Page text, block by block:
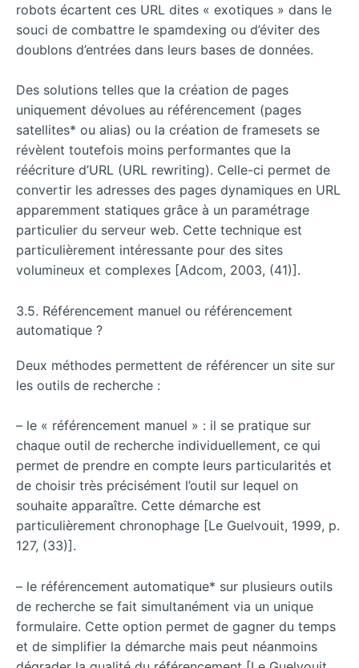
robots écartent ces URL dites « exotiques » dans le
souci de combattre le spamdexing ou d’éviter des
doublons d’entrées dans leurs bases de données.
Des solutions telles que la création de pages
uniquement dévolues au référencement (pages
satellites* ou alias) ou la création de framesets se
révèlent toutefois moins performantes que la
réécriture d’URL (URL rewriting). Celle-ci permet de
convertir les adresses des pages dynamiques en URL
apparemment statiques grâce à un paramétrage
particulier du serveur web. Cette technique est
particulièrement intéressante pour des sites
volumineux et complexes [Adcom, 2003, (41)].
3.5. Référencement manuel ou référencement
automatique ?
Deux méthodes permettent de référencer un site sur
les outils de recherche :
– le « référencement manuel » : il se pratique sur
chaque outil de recherche individuellement, ce qui
permet de prendre en compte leurs particularités et
de choisir très précisément l’outil sur lequel on
souhaite apparaître. Cette démarche est
particulièrement chronophage [Le Guelvouit, 1999, p.
127, (33)].
– le référencement automatique* sur plusieurs outils
de recherche se fait simultanément via un unique
formulaire. Cette option permet de gagner du temps
et de simplifier la démarche mais peut néanmoins